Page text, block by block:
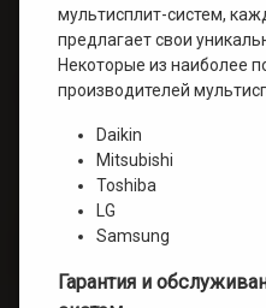
мультисплит-систем,
предлагает свои
Некоторые из наиболее
производителей
Daikin
Mitsubishi
Toshiba
LG
Samsung
Гарантия и